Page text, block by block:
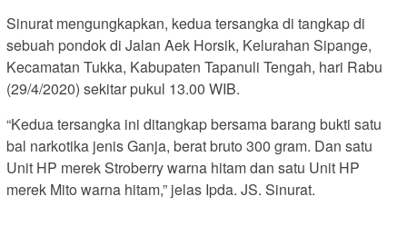
Sinurat mengungkapkan, kedua tersangka di tangkap di
sebuah pondok di Jalan Aek Horsik, Kelurahan Sipange,
Kecamatan Tukka, Kabupaten Tapanuli Tengah, hari Rabu
(29/4/2020) sekitar pukul 13.00 WIB.
“Kedua tersangka ini ditangkap bersama barang bukti satu
bal narkotika jenis Ganja, berat bruto 300 gram. Dan satu
Unit HP merek Stroberry warna hitam dan satu Unit HP
merek Mito warna hitam,” jelas Ipda. JS. Sinurat.